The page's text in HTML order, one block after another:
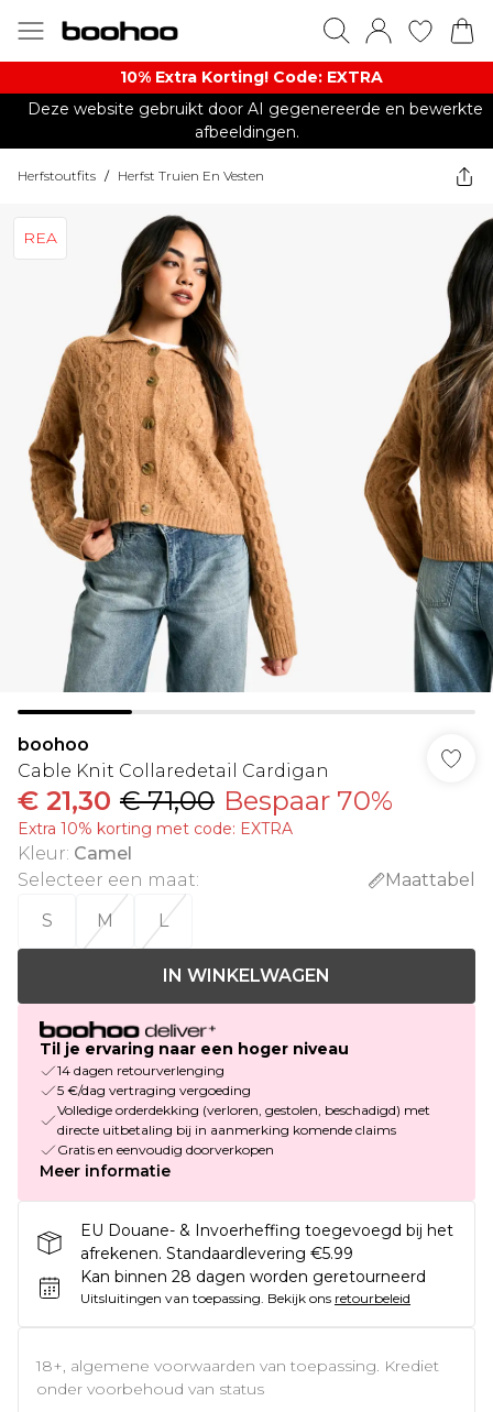
10% Extra Korting! Code: EXTRA​
Deze website gebruikt door AI gegenereerde en bewerkte
afbeeldingen.
Herfstoutfits / Herfst Truien En Vesten
REA
boohoo
Cable Knit Collaredetail Cardigan
€ 21,30 € 71,00 Bespaar 70%
Extra 10% korting met code: EXTRA
Kleur: Camel
Selecteer een maat:
Maattabel
S
M L
IN WINKELWAGEN
Til je ervaring naar een hoger niveau
14 dagen retourverlenging
5 €/dag vertraging vergoeding
Volledige orderdekking (verloren, gestolen, beschadigd) met
directe uitbetaling bij in aanmerking komende claims
Gratis en eenvoudig doorverkopen
Meer informatie
EU Douane- & Invoerheffing toegevoegd bij het
afrekenen. Standaardlevering €5.99
Kan binnen 28 dagen worden geretourneerd
Uitsluitingen van toepassing. Bekijk ons retourbeleid
18+, algemene voorwaarden van toepassing. Krediet
onder voorbehoud van status